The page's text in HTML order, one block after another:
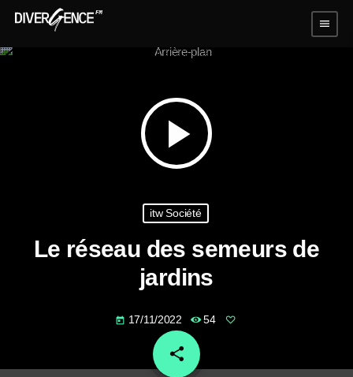
menu
play_arrow
itw Société
Le réseau des semeurs de
jardins
today 17/11/2022 54
share
email